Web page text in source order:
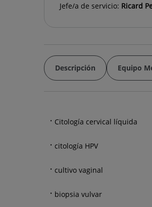
Jefe/a de servicio: Ricard
Descripción Equipo
Citología cervical líquida
citología HPV
cultivo vaginal
biopsia vulvar